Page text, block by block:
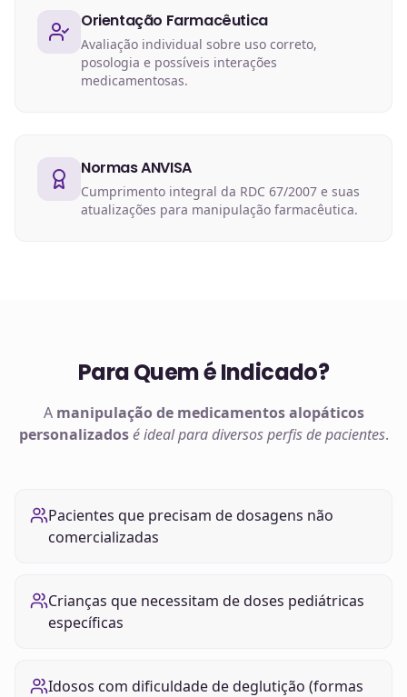
Orientação Farmacêutica
Avaliação individual sobre uso correto,
posologia e possíveis interações
medicamentosas.
Normas ANVISA
Cumprimento integral da RDC 67/2007 e suas
atualizações para manipulação farmacêutica.
Para Quem é Indicado?
A manipulação de medicamentos alopáticos
personalizados é ideal para diversos perfis de pacientes.
Pacientes que precisam de dosagens não
comercializadas
Crianças que necessitam de doses pediátricas
específicas
Idosos com dificuldade de deglutição (formas